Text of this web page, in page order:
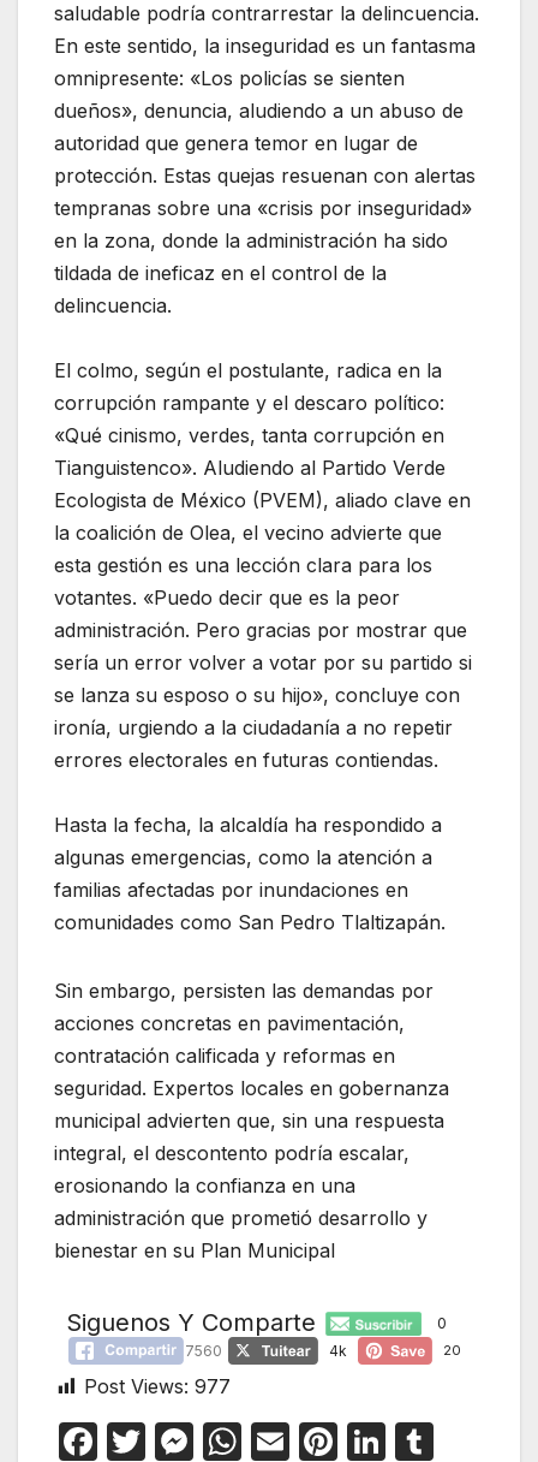
saludable podría contrarrestar la delincuencia.
En este sentido, la inseguridad es un fantasma
omnipresente: «Los policías se sienten
dueños», denuncia, aludiendo a un abuso de
autoridad que genera temor en lugar de
protección. Estas quejas resuenan con alertas
tempranas sobre una «crisis por inseguridad»
en la zona, donde la administración ha sido
tildada de ineficaz en el control de la
delincuencia.
El colmo, según el postulante, radica en la
corrupción rampante y el descaro político:
«Qué cinismo, verdes, tanta corrupción en
Tianguistenco». Aludiendo al Partido Verde
Ecologista de México (PVEM), aliado clave en
la coalición de Olea, el vecino advierte que
esta gestión es una lección clara para los
votantes. «Puedo decir que es la peor
administración. Pero gracias por mostrar que
sería un error volver a votar por su partido si
se lanza su esposo o su hijo», concluye con
ironía, urgiendo a la ciudadanía a no repetir
errores electorales en futuras contiendas.
Hasta la fecha, la alcaldía ha respondido a
algunas emergencias, como la atención a
familias afectadas por inundaciones en
comunidades como San Pedro Tlaltizapán.
Sin embargo, persisten las demandas por
acciones concretas en pavimentación,
contratación calificada y reformas en
seguridad. Expertos locales en gobernanza
municipal advierten que, sin una respuesta
integral, el descontento podría escalar,
erosionando la confianza en una
administración que prometió desarrollo y
bienestar en su Plan Municipal
Siguenos Y Comparte
0
7560
4k 20
Post Views: 977
F
T
M W E
Pi Li